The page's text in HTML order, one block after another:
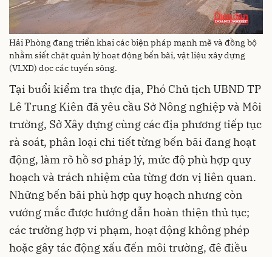
Hải Phòng đang triển khai các biện pháp mạnh mẽ và đồng bộ
nhằm siết chặt quản lý hoạt động bến bãi, vật liệu xây dựng
(VLXD) dọc các tuyến sông.
Tại buổi kiểm tra thực địa, Phó Chủ tịch UBND TP
Lê Trung Kiên đã yêu cầu Sở Nông nghiệp và Môi
trường, Sở Xây dựng cùng các địa phương tiếp tục
rà soát, phân loại chi tiết từng bến bãi đang hoạt
động, làm rõ hồ sơ pháp lý, mức độ phù hợp quy
hoạch và trách nhiệm của từng đơn vị liên quan.
Những bến bãi phù hợp quy hoạch nhưng còn
vướng mắc được hướng dẫn hoàn thiện thủ tục;
các trường hợp vi phạm, hoạt động không phép
hoặc gây tác động xấu đến môi trường, đê điều